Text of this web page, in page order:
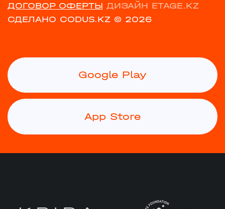
ДОГОВОР ОФЕРТЫ ДИЗАЙН ETAGE.KZ
СДЕЛАНО CODUS.KZ © 2026
Google Play
App Store